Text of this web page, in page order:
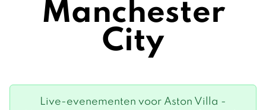
Manchester
City
Live-evenementen voor Aston Villa -